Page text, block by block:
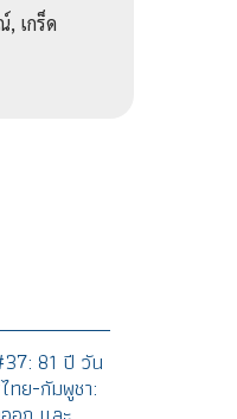
เกร็ด
81 ปี วัน
ทย-กัมพูชา: